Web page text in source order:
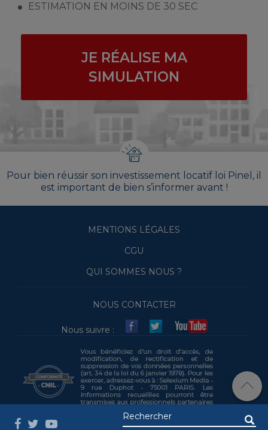
ESTIMATION EN MOINS DE 30 SEC
JE RÉALISE MA
SIMULATION
Pour bien réussir son investissement locatif loi Pinel, il
est important de bien s’informer avant !
MENTIONS LÉGALES
CGU
QUI SOMMES NOUS ?
NOUS CONTACTER
Nous suivre :